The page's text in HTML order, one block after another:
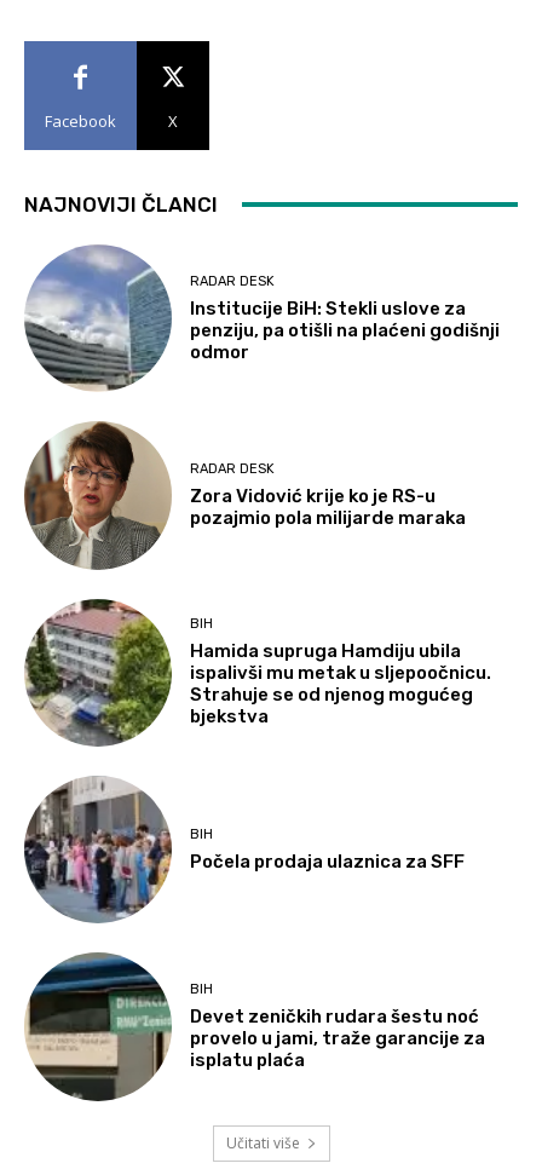
Facebook X
NAJNOVIJI ČLANCI
RADAR DESK
Institucije BiH: Stekli uslove za
penziju, pa otišli na plaćeni godišnji
odmor
RADAR DESK
Zora Vidović krije ko je RS-u
pozajmio pola milijarde maraka
BIH
Hamida supruga Hamdiju ubila
ispalivši mu metak u sljepoočnicu.
Strahuje se od njenog mogućeg
bjekstva
BIH
Počela prodaja ulaznica za SFF
BIH
Devet zeničkih rudara šestu noć
provelo u jami, traže garancije za
isplatu plaća
Učitati više